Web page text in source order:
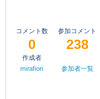
コメント数
0
作成者
mirafiori
参加コメント
238
参加者一覧